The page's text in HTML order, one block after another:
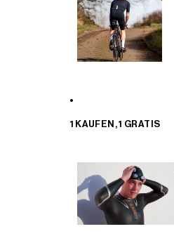
1 KAUFEN, 1 GRATIS